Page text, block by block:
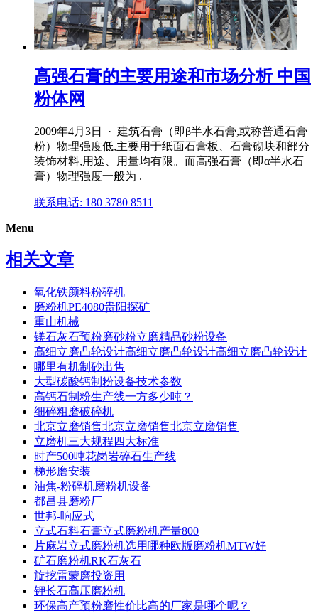
高强石膏的主要用途和市场分析 中国
粉体网
2009年4月3日 · 建筑石膏（即β半水石膏,或称普通石膏
粉）物理强度低,主要用于纸面石膏板、石膏砌块和部分
装饰材料,用途、用量均有限。而高强石膏（即α半水石
膏）物理强度一般为 .
联系电话: 180 3780 8511
Menu
相关文章
氧化铁颜料粉碎机
磨粉机PE4080贵阳探矿
重山机械
镁石灰石预粉磨砂粉立磨精品砂粉设备
高细立磨凸轮设计高细立磨凸轮设计高细立磨凸轮设计
哪里有机制砂出售
大型碳酸钙制粉设备技术参数
高钙石制粉生产线一方多少吨？
细碎粗磨破碎机
北京立磨销售北京立磨销售北京立磨销售
立磨机三大规程四大标准
时产500吨花岗岩碎石生产线
梯形磨安装
油焦-粉碎机磨粉机设备
都昌县磨粉厂
世邦-响应式
立式石料石膏立式磨粉机产量800
片麻岩立式磨粉机选用哪种欧版磨粉机MTW好
矿石磨粉机RK石灰石
旋挖雷蒙磨投资用
钾长石高压磨粉机
环保高产预粉磨性价比高的厂家是哪个呢？